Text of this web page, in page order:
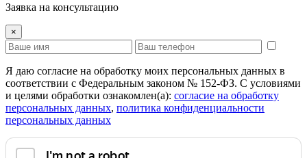
Заявка на консультацию
×
Я даю согласие на обработку моих персональных данных в
соответствии с Федеральным законом № 152-ФЗ. С условиями
и целями обработки ознакомлен(а): cогласие на обработку
персональных данных, политика конфиденциальности
персональных данных